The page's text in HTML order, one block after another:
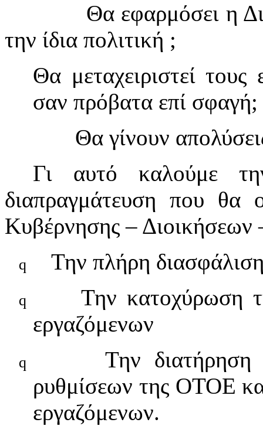
Θα εφαρμόσει η
την ίδια πολιτική ;
Θα μεταχειριστεί τους
σαν πρόβατα επί σφαγή;
Θα γίνουν
Γι αυτό καλούμε
διαπραγμάτευση που θα
Κυβέρνησης –
q Την πλήρη
q
Την κατοχύρωση
εργαζόμενων
q
Την
ρυθμίσεων της ΟΤΟΕ
εργαζόμενων.